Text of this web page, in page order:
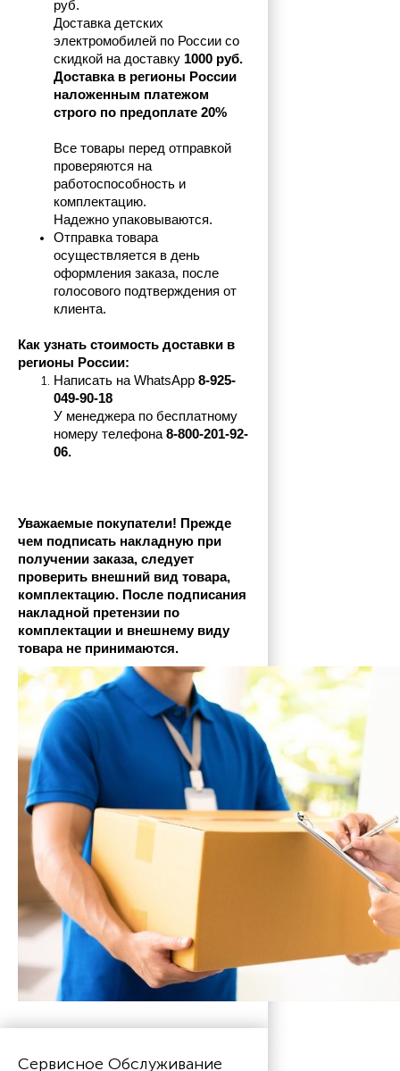
руб.
Доставка детских
электромобилей по России со
скидкой на доставку 1000 руб.
Доставка в регионы России
наложенным платежом
строго по предоплате 20%
Все товары перед отправкой
проверяются на
работоспособность и
комплектацию.
Надежно упаковываются.
Отправка товара
осуществляется в день
оформления заказа, после
голосового подтверждения от
клиента.
Как узнать стоимость доставки в
регионы России:
Написать на WhatsApp 8-925-
049-90-18
У менеджера по бесплатному
номеру телефона 8-800-201-92-
06.
Уважаемые покупатели! Прежде
чем подписать накладную при
получении заказа, следует
проверить внешний вид товара,
комплектацию. После подписания
накладной претензии по
комплектации и внешнему виду
товара не принимаются.
Сервисное Обслуживание